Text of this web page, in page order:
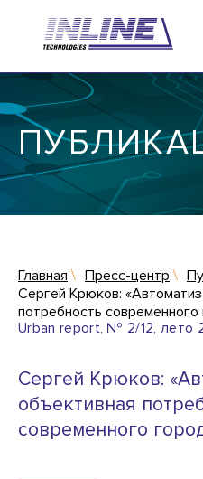
Главная Пресс-центр
Сергей Крюков:
потребность современного
Urban report, № 2/12, лето
Сергей Крюков:
объективная
современного